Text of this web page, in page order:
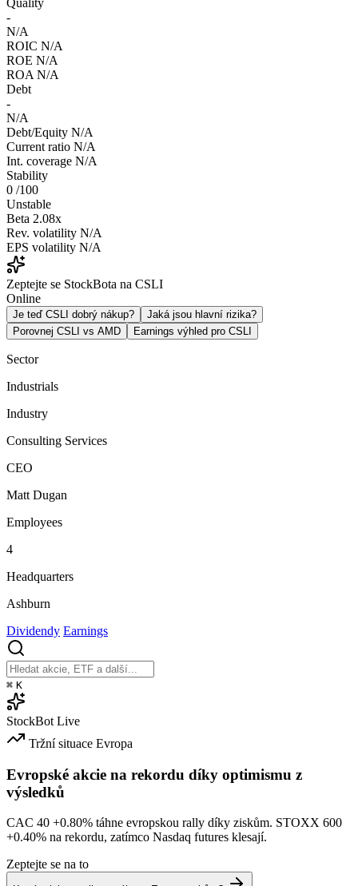
Quality
-
N/A
ROIC N/A
ROE N/A
ROA N/A
Debt
-
N/A
Debt/Equity N/A
Current ratio N/A
Int. coverage N/A
Stability
0 /100
Unstable
Beta 2.08x
Rev. volatility N/A
EPS volatility N/A
Zeptejte se StockBota na CSLI
Online
Je teď CSLI dobrý nákup?
Jaká jsou hlavní rizika?
Porovnej CSLI vs AMD
Earnings výhled pro CSLI
Sector
Industrials
Industry
Consulting Services
CEO
Matt Dugan
Employees
4
Headquarters
Ashburn
Dividendy Earnings
⌘ K
StockBot Live
Tržní situace Evropa
Evropské akcie na rekordu díky optimismu z
výsledků
CAC 40 +0.80% táhne evropskou rally díky ziskům. STOXX 600
+0.40% na rekordu, zatímco Nasdaq futures klesají.
Zeptejte se na to